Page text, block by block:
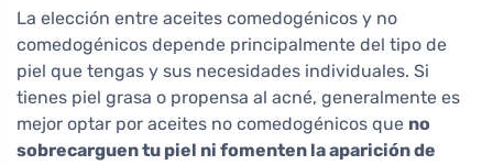
La elección entre aceites comedogénicos y no
comedogénicos depende principalmente del tipo de
piel que tengas y sus necesidades individuales. Si
tienes piel grasa o propensa al acné, generalmente es
mejor optar por aceites no comedogénicos que no
sobrecarguen tu piel ni fomenten la aparición de